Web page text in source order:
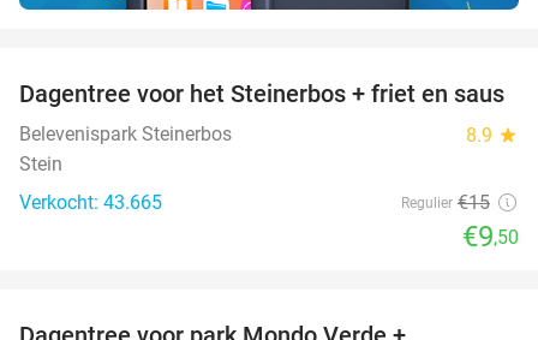
37%
Dagentree voor het Steinerbos + friet en saus
Belevenispark Steinerbos 8.9 star
Stein
Verkocht: 43.665
Regulier €15
€9,50